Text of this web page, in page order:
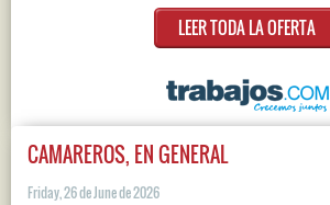
LEER TODA LA OFERTA
CAMAREROS, EN GENERAL
Friday, 26 de June de 2026